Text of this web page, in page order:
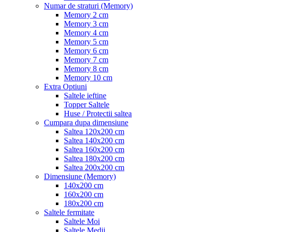
Numar de straturi (Memory)
Memory 2 cm
Memory 3 cm
Memory 4 cm
Memory 5 cm
Memory 6 cm
Memory 7 cm
Memory 8 cm
Memory 10 cm
Extra Optiuni
Saltele ieftine
Topper Saltele
Huse / Protectii saltea
Cumpara dupa dimensiune
Saltea 120x200 cm
Saltea 140x200 cm
Saltea 160x200 cm
Saltea 180x200 cm
Saltea 200x200 cm
Dimensiune (Memory)
140x200 cm
160x200 cm
180x200 cm
Saltele fermitate
Saltele Moi
Saltele Medii